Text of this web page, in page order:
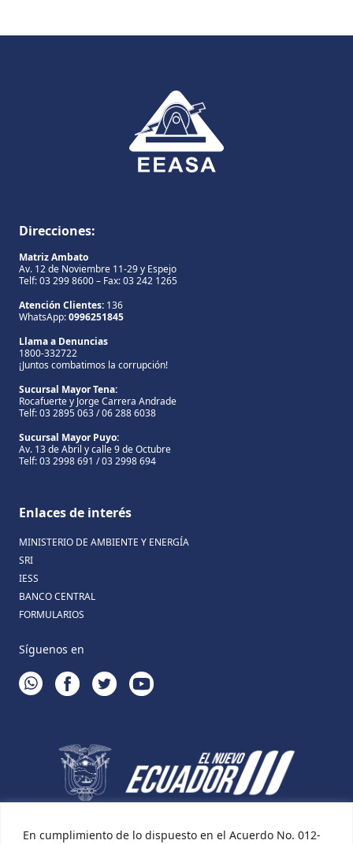
En cumplimiento de lo dispuesto en el Acuerdo No. 012-
Direcciones:
Matriz Ambato
Av. 12 de Noviembre 11-29 y Espejo
Telf: 03 299 8600 – Fax: 03 242 1265
Atención Clientes: 136
WhatsApp:0996251845
Llama a Denuncias
1800-332722
¡Juntos combatimos la corrupción!
Sucursal Mayor Tena:
Rocafuerte y Jorge Carrera Andrade
Telf: 03 2895 063 / 06 288 6038
Sucursal Mayor Puyo:
Av. 13 de Abril y calle 9 de Octubre
Telf: 03 2998 691 / 03 2998 694
Enlaces de interés
MINISTERIO DE AMBIENTE Y ENERGÍA
SRI
IESS
BANCO CENTRAL
FORMULARIOS
Síguenos en
WHATSAPPFACEBOOKTWITTERYOUTUBE